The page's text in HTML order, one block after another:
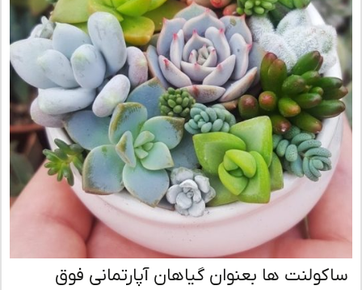
ها بعنوان گیاهان آپارتمانی فوق